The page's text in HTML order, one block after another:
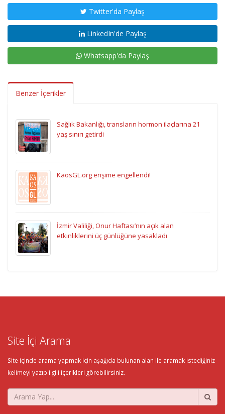
Twitter'da Paylaş
LinkedIn'de Paylaş
Whatsapp'da Paylaş
Benzer İçerikler
Sağlık Bakanlığı, transların hormon ilaçlarına 21
yaş sınırı getirdi
KaosGL.org erişime engellendi!
İzmir Valiliği, Onur Haftası’nın açık alan
etkinliklerini üç günlüğüne yasakladı
Site İçi Arama
Site içinde arama yapmak için aşağıda bulunan alan ile aramak istediğiniz
kelimeyi yazıp ilgili içerikleri görebilirsiniz.